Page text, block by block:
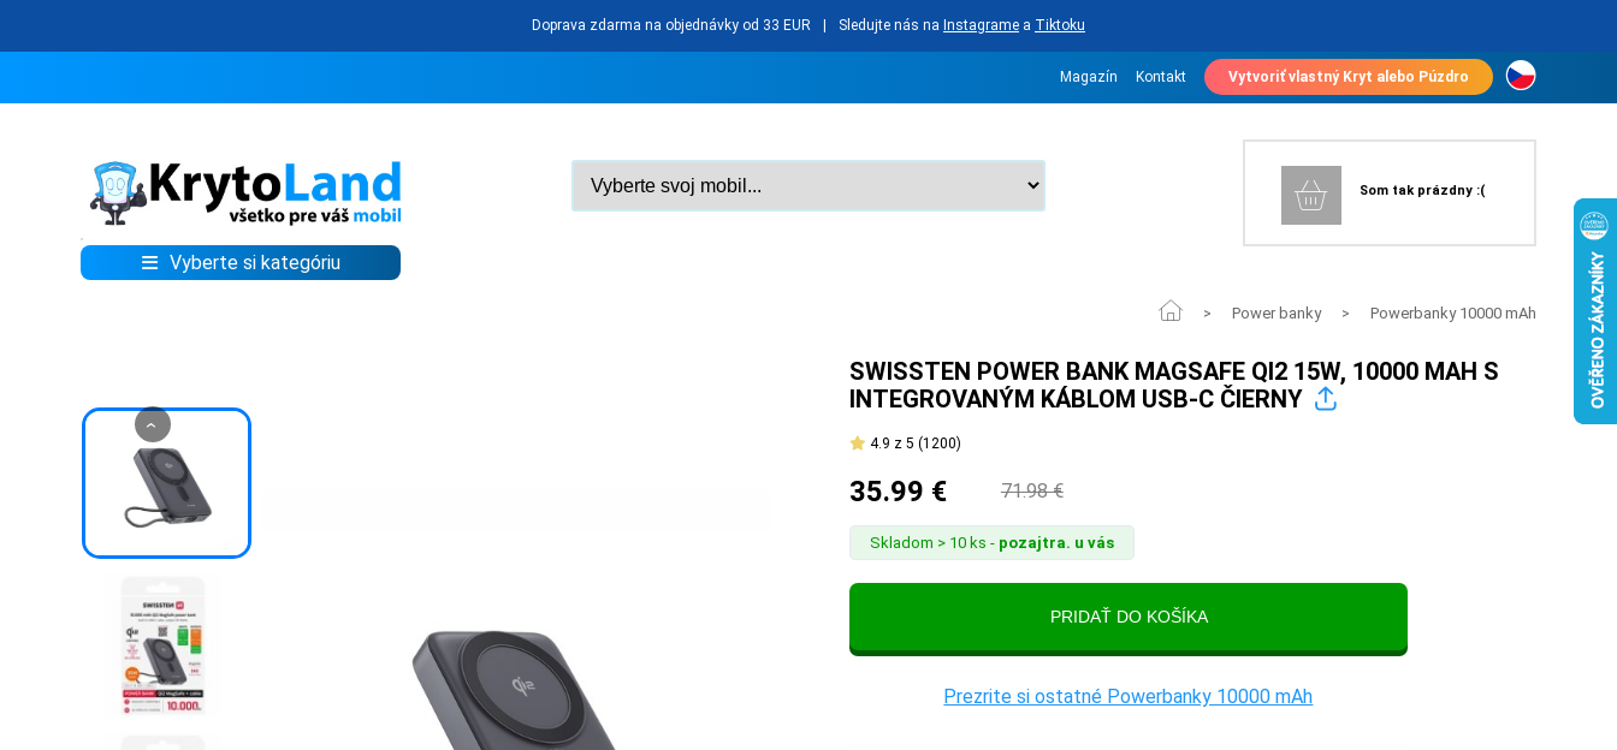
Doprava zdarma na objednávky od 33 EUR Sledujte nás na Instagrame a Tiktoku
Magazín Kontakt Vytvoriť vlastný Kryt alebo Púzdro
Vyberte si kategóriu
Som tak prázdny :(
MOBIL
TVRDENÉ
NABÍJANIE
‹
SWISSTEN POWER BANK MAGSAFE QI2 15W, 10000 MAH S
INTEGROVANÝM KÁBLOM USB-C ČIERNY
4.9 z 5 (1200)
35.99 € 71.98 €
Skladom > 10 ks - pozajtra. u vás
Prezrite si ostatné Powerbanky 10000 mAh
> Power banky > Powerbanky 10000 mAh